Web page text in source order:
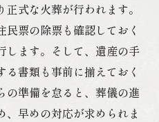
式な火葬が行われます。
票の除票も確認しておく
します。そして、遺産の手
書類も事前に揃えておく
の準備を怠ると、葬儀の進
早めの対応が求められま